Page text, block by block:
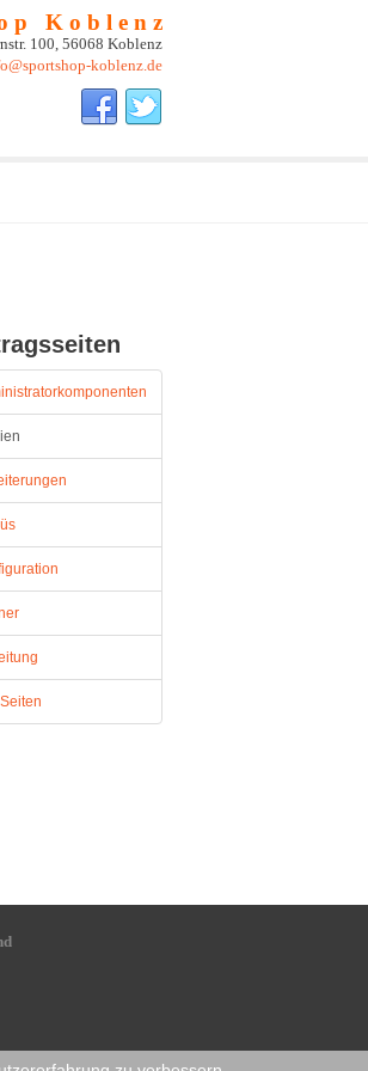
p K o b l e n z
100, 56068 Koblenz
koblenz.de